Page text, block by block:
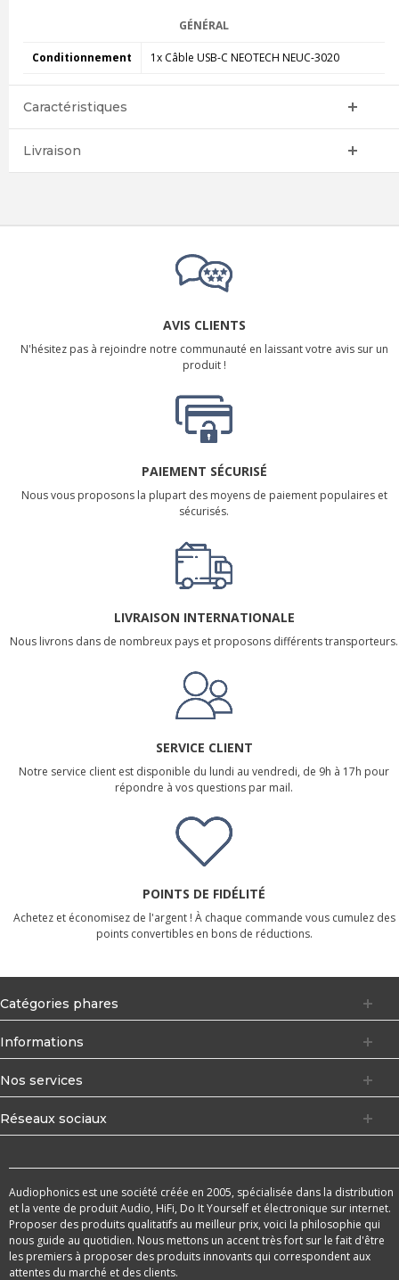
GÉNÉRAL
Conditionnement 1x Câble USB-C NEOTECH NEUC-3020
Caractéristiques
Livraison
AVIS CLIENTS
N'hésitez pas à rejoindre notre communauté en laissant votre avis sur un
produit !
PAIEMENT SÉCURISÉ
Nous vous proposons la plupart des moyens de paiement populaires et
sécurisés.
LIVRAISON INTERNATIONALE
Nous livrons dans de nombreux pays et proposons différents transporteurs.
SERVICE CLIENT
Notre service client est disponible du lundi au vendredi, de 9h à 17h pour
répondre à vos questions par mail.
POINTS DE FIDÉLITÉ
Achetez et économisez de l'argent ! À chaque commande vous cumulez des
points convertibles en bons de réductions.
Catégories phares
Informations
Nos services
Réseaux sociaux
Audiophonics est une société créée en 2005, spécialisée dans la distribution
et la vente de produit Audio, HiFi, Do It Yourself et électronique sur internet.
Proposer des produits qualitatifs au meilleur prix, voici la philosophie qui
nous guide au quotidien. Nous mettons un accent très fort sur le fait d'être
les premiers à proposer des produits innovants qui correspondent aux
attentes du marché et des clients.